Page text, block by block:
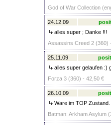
God of War Collection
24.12.09
alles super ; Danke !!!
Assassins Creed 2 (360)
25.11.09
alles super gelaufen :)
Forza 3 (360) - 42,50 €
26.10.09
Ware im TOP
Batman: Arkham Asylum